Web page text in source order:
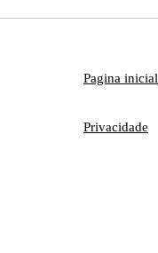
Pagina inicial
Privacidade